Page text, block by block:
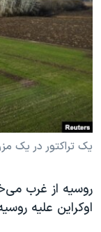
فرهنگ و زندگی
حقوق شهروندی
اقتصادی
علم و فناوری
اسرائیل در جنگ
مستندها
انتخابات ریاست
حمله جمهوری
رمز مهسا
ورزش زنان در
اعتراضات زن،
تریبونال مردمی آبان
دادگاه حمید نوری
دنبال کنید
زبانهای
یک تراکتور در یک
روسیه از غرب
اوکراین علیه